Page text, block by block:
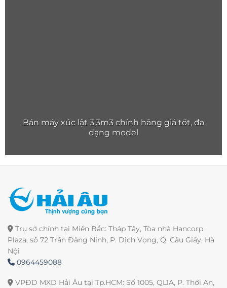
Bán máy xúc lật 3,3m3 chính hãng giá tốt, đa
dạng model
Trụ sở chính tại Miền Bắc: Tháp Tây, Tòa nhà Hancorp
Plaza, số 72 Trần Đăng Ninh, P. Dịch Vọng, Q. Cầu Giấy, Hà
Nội
0964459088
VPĐD MXD Hải Âu tại Tp.HCM: Số 1005, QL1A, P. Thới An,